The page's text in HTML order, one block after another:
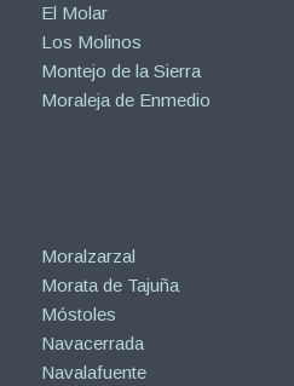
El Molar
Los Molinos
Montejo de la Sierra
Moraleja de Enmedio
Moralzarzal
Morata de Tajuña
Móstoles
Navacerrada
Navalafuente